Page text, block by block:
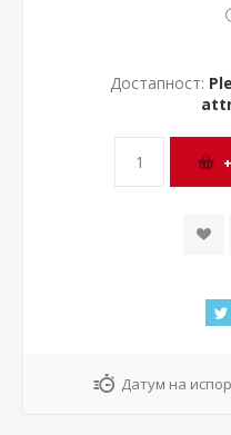
Достапност:
Датум на